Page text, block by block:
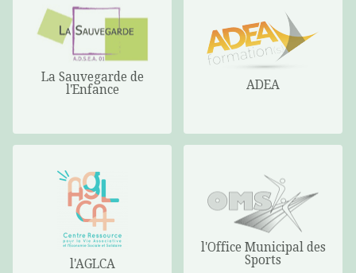
La Sauvegarde de
l'Enfance
ADEA
l'AGLCA
l'Office Municipal des
Sports